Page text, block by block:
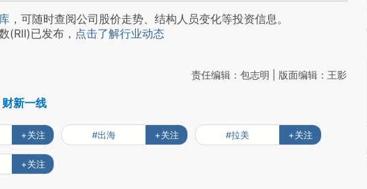
，可随时查阅公司股价走势、结构人员变化等投资信息。
已发布， 点击了解行业动态
责任编辑：包志明 | 版面编辑：王影
财新一线
+关注 #出海 +关注 #拉美 +关注
+关注